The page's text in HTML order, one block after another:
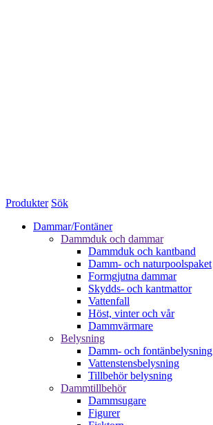
Produkter Sök
Dammar/Fontäner
Dammduk och dammar
Dammduk och kantband
Damm- och naturpoolspaket
Formgjutna dammar
Skydds- och kantmattor
Vattenfall
Höst, vinter och vår
Dammvärmare
Belysning
Damm- och fontänbelysning
Vattenstensbelysning
Tillbehör belysning
Dammtillbehör
Dammsugare
Figurer